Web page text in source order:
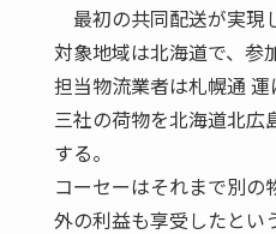
最初の共同配送が実現
対象地域は北海道で、参
担当物流業者は札幌通 運
三社の荷物を北海道北広
する。
コーセーはそれまで別
外の利益も享受したとい